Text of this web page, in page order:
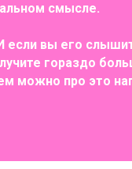
смысле.
если вы его
гораздо
можно про это